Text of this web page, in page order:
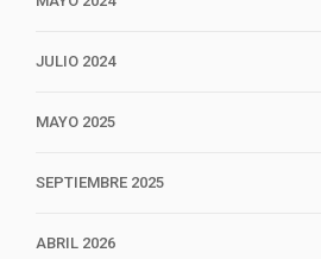
JULIO 2024
MAYO 2025
SEPTIEMBRE 2025
ABRIL 2026